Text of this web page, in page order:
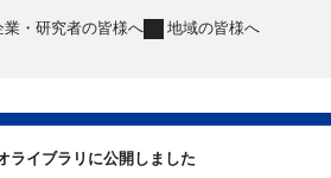
業・研究者の皆様へ 地域の皆様へ
ライブラリに公開しました